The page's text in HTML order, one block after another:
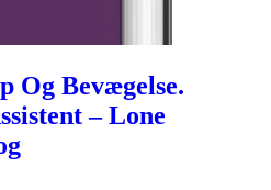
Og Bevægelse.
– Lone